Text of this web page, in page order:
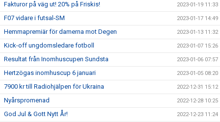
Fakturor på väg ut! 20% på Friskis! 2023-01-19 11:33
F07 vidare i futsal-SM 2023-01-17 14:49
Hemmapremiär för damerna mot Degen 2023-01-13 11:32
Kick-off ungdomsledare fotboll 2023-01-07 15:26
Resultat från Inomhuscupen Sundsta 2023-01-06 07:57
Hertzögas inomhuscup 6 januari 2023-01-05 08:20
7900 kr till Radiohjälpen för Ukraina 2022-12-31 15:12
Nyårspromenad 2022-12-28 10:25
God Jul & Gott Nytt År! 2022-12-23 11:24